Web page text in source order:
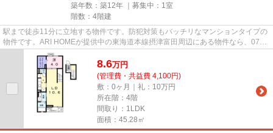
築年数：築12年 ｜募集中： 1室
階数：4階建
駅まで徒歩11分に立地する物件です。防犯対策もバッチリなマンションタイプの
物件です。ARI HOMEが提供中の東海道本線摂津富田周辺にある物件なら、072-
691-8308からいつでもご連絡を...
8.6万円
(管理費・共益費 4,100円)
敷：0ヶ月｜礼：10万円
所在階：4階
間取り：1LDK
面積：45.28㎡